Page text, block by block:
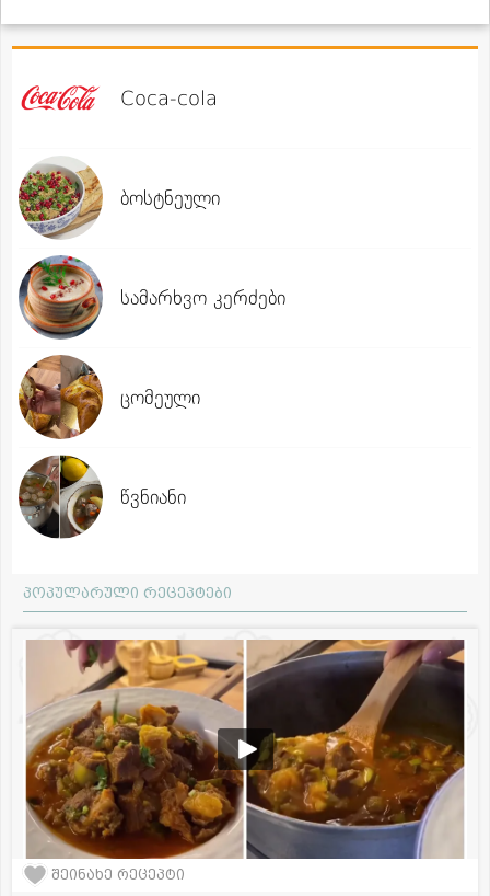
Coca-cola
ბოსტნეული
სამარხვო კერძები
ცომეული
წვნიანი
პოპულარული რეცეპტები
შეინახე რეცეპტი